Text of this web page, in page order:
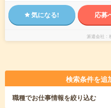
気になる! 応募
派遣会社
検索条件を追
職種でお仕事情報を絞り込む